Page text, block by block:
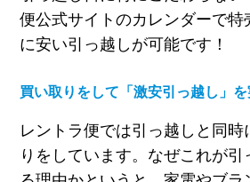
便公式サイトのカレンダーで特
に安い引っ越しが可能です！
買い取りをして「激安引っ越し」
レントラ便では引っ越しと同時
りをしています。なぜこれが